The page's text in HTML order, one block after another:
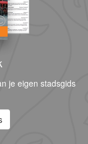
je eigen stadsgids